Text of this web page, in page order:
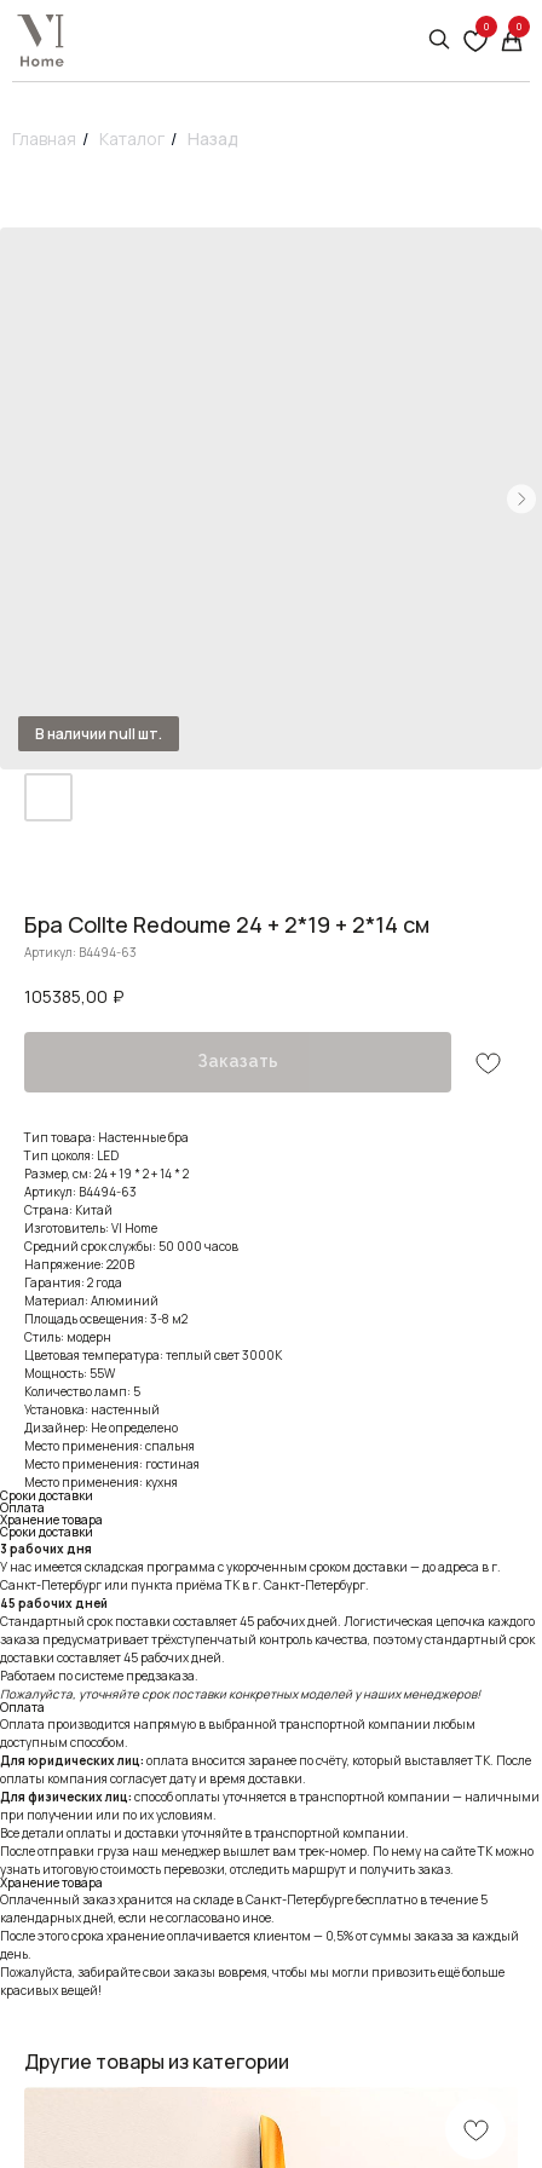
0 0
Главная / Каталог / Назад
Бра Collte Redoume 24 + 2*19 + 2*14 см
Артикул: B4494-63
105385,00 ₽
Заказать
Тип товара: Настенные бра
Тип цоколя: LED
Размер, см: 24 + 19 * 2 + 14 * 2
Артикул: B4494-63
Страна: Китай
Изготовитель: VI Home
Средний срок службы: 50 000 часов
Напряжение: 220В
Гарантия: 2 года
Материал: Алюминий
Площадь освещения: 3-8 м2
Стиль: модерн
Цветовая температура: теплый свет 3000К
Мощность: 55W
Количество ламп: 5
Установка: настенный
Дизайнер: Не определено
Место применения: спальня
Место применения: гостиная
Место применения: кухня
Сроки доставки
Оплата
Хранение товара
Сроки доставки
3 рабочих дня
У нас имеется складская программа с укороченным сроком доставки — до адреса в г.
Санкт-Петербург или пункта приёма ТК в г. Санкт-Петербург.
45 рабочих дней
Стандартный срок поставки составляет 45 рабочих дней. Логистическая цепочка каждого
заказа предусматривает трёхступенчатый контроль качества, поэтому стандартный срок
доставки составляет 45 рабочих дней.
Работаем по системе предзаказа.
Пожалуйста, уточняйте срок поставки конкретных моделей у наших менеджеров!
Оплата
Оплата производится напрямую в выбранной транспортной компании любым
доступным способом.
Для юридических лиц: оплата вносится заранее по счёту, который выставляет ТК. После
оплаты компания согласует дату и время доставки.
Для физических лиц: способ оплаты уточняется в транспортной компании — наличными
при получении или по их условиям.
Все детали оплаты и доставки уточняйте в транспортной компании.
После отправки груза наш менеджер вышлет вам трек-номер. По нему на сайте ТК можно
узнать итоговую стоимость перевозки, отследить маршрут и получить заказ.
Хранение товара
Оплаченный заказ хранится на складе в Санкт-Петербурге бесплатно в течение 5
календарных дней, если не согласовано иное.
После этого срока хранение оплачивается клиентом — 0,5% от суммы заказа за каждый
день.
Пожалуйста, забирайте свои заказы вовремя, чтобы мы могли привозить ещё больше
красивых вещей!
Другие товары из категории